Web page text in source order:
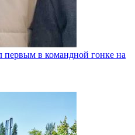
первым в командной гонке на